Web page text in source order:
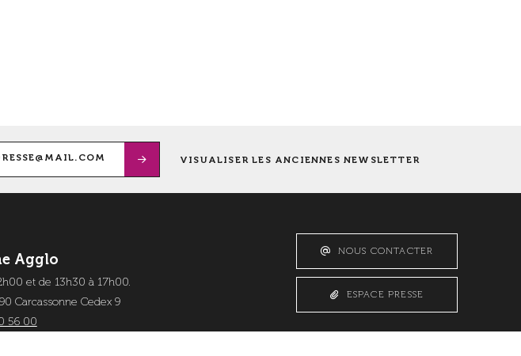
VISUALISER LES ANCIENNES NEWSLETTER
Agglo
et de 13h30 à 17h00.
Carcassonne Cedex 9
56 00
NOUS CONTACTER
ESPACE PRESSE